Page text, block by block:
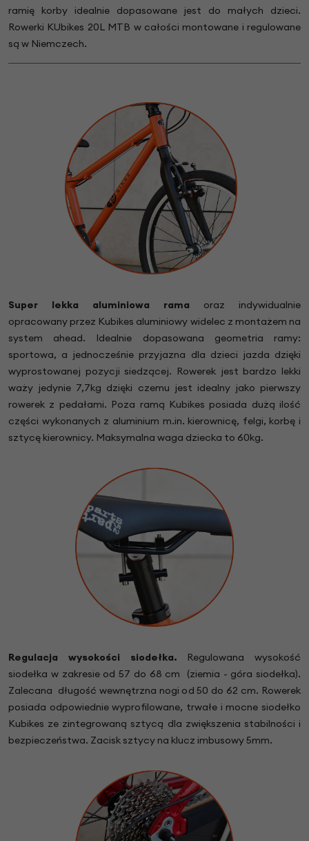
ramię korby idealnie dopasowane jest do małych dzieci.
Rowerki KUbikes 20L MTB w całości montowane i regulowane
są w Niemczech.
Super lekka aluminiowa rama oraz indywidualnie
opracowany przez Kubikes aluminiowy widelec z montażem na
system ahead. Idealnie dopasowana geometria ramy:
sportowa, a jednocześnie przyjazna dla dzieci jazda dzięki
wyprostowanej pozycji siedzącej. Rowerek jest bardzo lekki
waży jedynie 7,7kg dzięki czemu jest idealny jako pierwszy
rowerek z pedałami. Poza ramą Kubikes posiada dużą ilość
części wykonanych z aluminium m.in. kierownicę, felgi, korbę i
sztycę kierownicy. Maksymalna waga dziecka to 60kg.
Regulacja wysokości siodełka. Regulowana wysokość
siodełka w zakresie od 57 do 68 cm (ziemia - góra siodełka).
Zalecana długość wewnętrzna nogi od 50 do 62 cm. Rowerek
posiada odpowiednie wyprofilowane, trwałe i mocne siodełko
Kubikes ze zintegrowaną sztycą dla zwiększenia stabilności i
bezpieczeństwa. Zacisk sztycy na klucz imbusowy 5mm.